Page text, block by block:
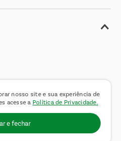
nosso site e sua experiência de
acesse a Política de Privacidade.
e fechar